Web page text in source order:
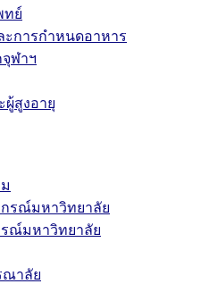
ทย์
การกำหนดอาหาร
ฬาฯ
ผู้สูงอายุ
รณ์มหาวิทยาลัย
ณ์มหาวิทยาลัย
ณาลัย